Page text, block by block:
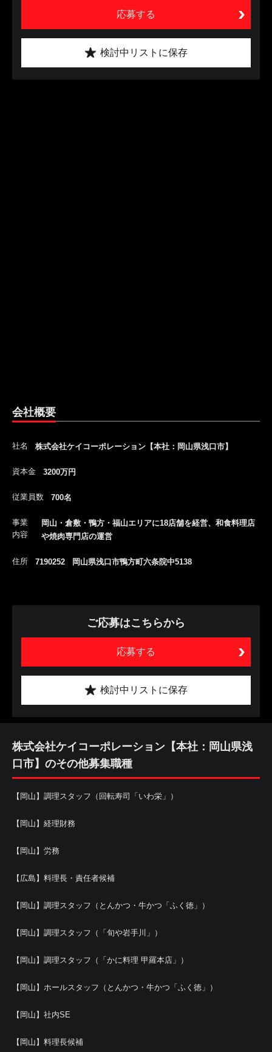
応募する
検討中リストに保存
会社概要
社名 株式会社ケイコーポレーション【本社：岡山県浅口市】
資本金 3200万円
従業員数 700名
事業
内容
岡山・倉敷・鴨方・福山エリアに18店舗を経営、和食料理店
や焼肉専門店の運営
住所 7190252 岡山県浅口市鴨方町六条院中5138
ご応募はこちらから
応募する
検討中リストに保存
株式会社ケイコーポレーション【本社：岡山県浅
口市】のその他募集職種
【岡山】調理スタッフ（回転寿司「いわ栄」）
【岡山】経理財務
【岡山】労務
【広島】料理長・責任者候補
【岡山】調理スタッフ（とんかつ・牛かつ「ふく徳」）
【岡山】調理スタッフ（「旬や岩手川」）
【岡山】調理スタッフ（「かに料理 甲羅本店」）
【岡山】ホールスタッフ（とんかつ・牛かつ「ふく徳」）
【岡山】社内SE
【岡山】料理長候補